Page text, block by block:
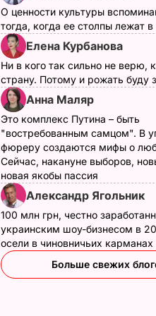
О ценности культуры
тогда, когда ее столпы лежат в
Елена Курбанова
Ни в кого так сильно не верю,
страну. Потому и рожать буду
Анна Маляр
Это комплекс Путина – быть
"востребованным самцом". В
фюреру создаются мифы о
Сейчас, накануне выборов,
новая якобы пассия
Александр Ягольник
100 млн грн, честно
украинским шоу-бизнесом в
осели в чиновничьих карманах
Больше свежих